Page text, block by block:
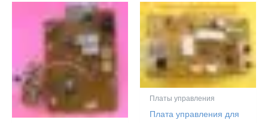
Платы управления
Плата управления для